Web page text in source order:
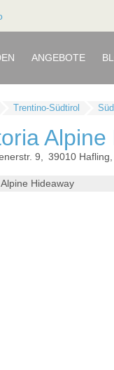
ANGEBOTE
Trentino-Südtirol
9 39010 Hafling